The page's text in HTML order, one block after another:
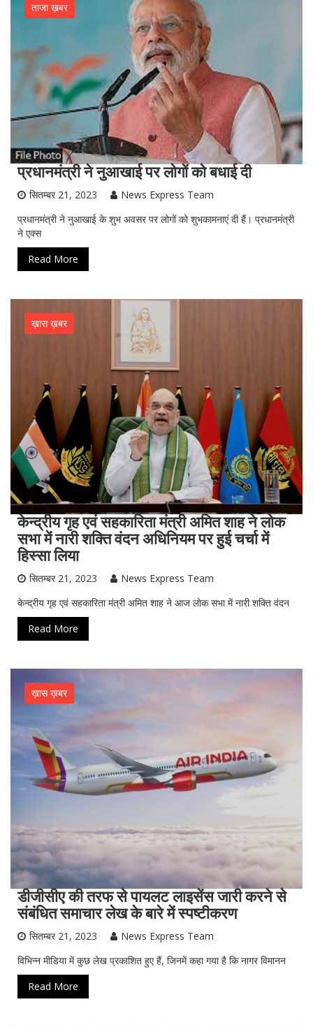
ताजा ख़बर
प्रधानमंत्री ने नुआखाई पर लोगों को बधाई दी
सितम्बर 21, 2023
News Express Team
प्रधानमंत्री ने नुआखाई के शुभ अवसर पर लोगों को शुभकामनाएं दी हैं। प्रधानमंत्री
ने एक्स
Read More
ख़ास ख़बर
केन्द्रीय गृह एवं सहकारिता मंत्री अमित शाह ने लोक
सभा में नारी शक्ति वंदन अधिनियम पर हुई चर्चा में
हिस्सा लिया
सितम्बर 21, 2023
News Express Team
केन्द्रीय गृह एवं सहकारिता मंत्री अमित शाह ने आज लोक सभा में नारी शक्ति वंदन
Read More
ख़ास ख़बर
डीजीसीए की तरफ से पायलट लाइसेंस जारी करने से
संबंधित समाचार लेख के बारे में स्पष्टीकरण
सितम्बर 21, 2023
News Express Team
विभिन्न मीडिया में कुछ लेख प्रकाशित हुए हैं, जिनमें कहा गया है कि नागर विमानन
Read More